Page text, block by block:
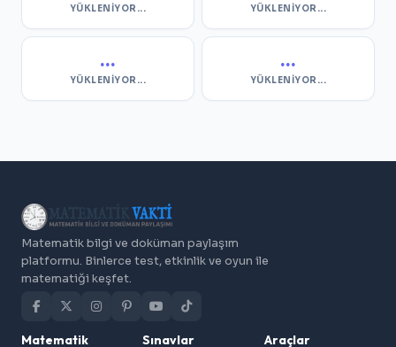
YÜKLENIYOR... YÜKLENIYOR...
...
YÜKLENIYOR...
...
YÜKLENIYOR...
Matematik bilgi ve doküman paylaşım
platformu. Binlerce test, etkinlik ve oyun ile
matematiği keşfet.
Matematik Sınavlar Araçlar